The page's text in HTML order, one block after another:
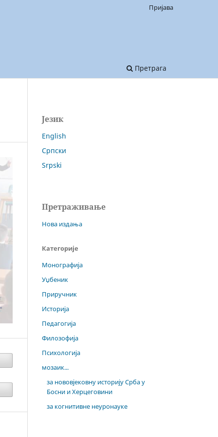
Претрага
Пријава
Језик
English
Српски
Srpski
Претраживање
Нова издања
Категорије
Монографија
Уџбеник
Приручник
Историја
Педагогија
Филозофија
Психологија
мозаик...
за нововјековну историју Срба у
Босни и Херцеговини
за когнитивне неуронауке